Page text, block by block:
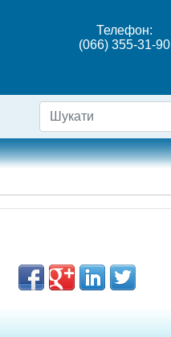
Телефон:
(066) 355-31-90